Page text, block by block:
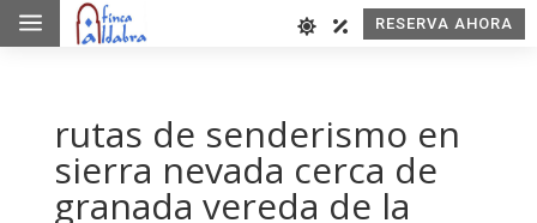
a RESERVA AHORA
rutas de senderismo en
sierra nevada cerca de
granada vereda de la